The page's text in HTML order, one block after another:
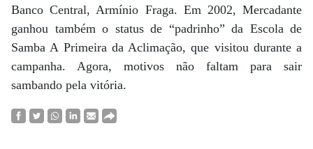
Banco Central, Armínio Fraga. Em 2002, Mercadante
ganhou também o status de “padrinho” da Escola de
Samba A Primeira da Aclimação, que visitou durante a
campanha. Agora, motivos não faltam para sair
sambando pela vitória.